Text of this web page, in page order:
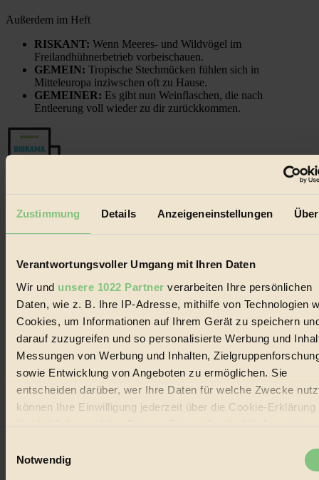
Zustimmung Details Anzeigeneinstellungen
Verantwortungsvoller Umgang mit Ihren Daten
Wir und unsere 1022 Partner verarbeiten Ihre persönlichen
Daten, wie z. B. Ihre IP-Adresse, mithilfe von Technologien
Cookies, um Informationen auf Ihrem Gerät zu speichern
darauf zuzugreifen und so personalisierte Werbung und
Messungen von Werbung und Inhalten,
sowie Entwicklung von Angeboten zu ermöglichen. Sie
entscheiden darüber, wer Ihre Daten für welche Zwecke
können Ihre Einwilligung jederzeit über die Cookie-Erklärung
durch Klicken auf das Privacy Trigger Symbol ändern oder
Notwendig
Außerdem im Heft
RISKANT: Wenn Meeres- und Wildvögel im
Freilandhühnerbetrieb vorbeischauen.
GEMEIN: Tropische Stechmücken fühlen sich in
Mitteleuropa inziwschen oft zu Hause.
GEMEINER: Es gibt nun Weinflaschen, die nach
Entleerung voll wieder zu dir zurückkommen.
Der BIORAMA-Newsletter
Erhalte in regelmäßigen Abständen die aktuellsten Artikel,
Jetzt eintragen:
© 2026 Biorama GmbH
Impressum & Disclaimer
Biorama steht für einen nachhaltigen Lebensstil und bewussten